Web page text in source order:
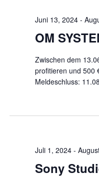
OM
Juni 13, 2024-
Zwischen dem
profitieren und 500
Meldeschluss:
Sony
Juli 1, 2024-